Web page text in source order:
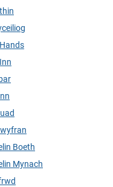
Boeth
Mynach